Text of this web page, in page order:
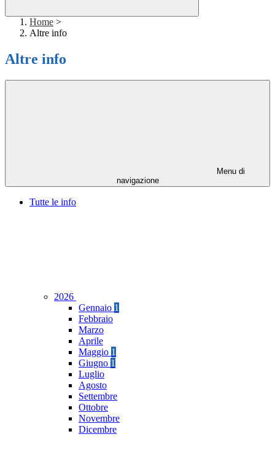
Home >
Altre info
Altre info
Menu di
navigazione
Tutte le info
2026
Gennaio 1
Febbraio
Marzo
Aprile
Maggio 1
Giugno 1
Luglio
Agosto
Settembre
Ottobre
Novembre
Dicembre